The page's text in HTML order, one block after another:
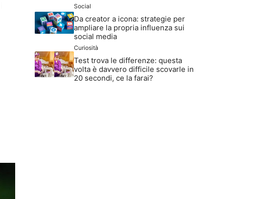
Social
Da creator a icona: strategie per
ampliare la propria influenza sui
social media
Curiosità
Test trova le differenze: questa
volta è davvero difficile scovarle in
20 secondi, ce la farai?